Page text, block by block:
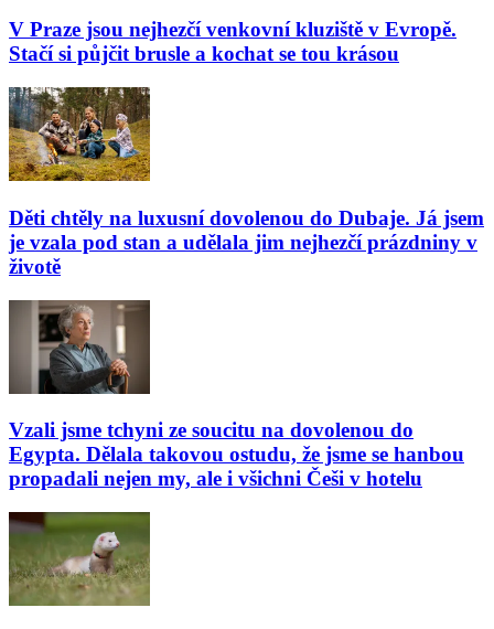
V Praze jsou nejhezčí venkovní kluziště v Evropě.
Stačí si půjčit brusle a kochat se tou krásou
Děti chtěly na luxusní dovolenou do Dubaje. Já jsem
je vzala pod stan a udělala jim nejhezčí prázdniny v
životě
Vzali jsme tchyni ze soucitu na dovolenou do
Egypta. Dělala takovou ostudu, že jsme se hanbou
propadali nejen my, ale i všichni Češi v hotelu